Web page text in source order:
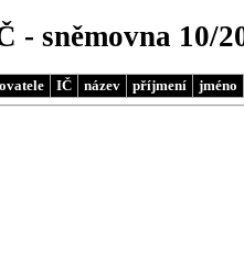
- sněmovna 10/
IČ název příjmení jméno